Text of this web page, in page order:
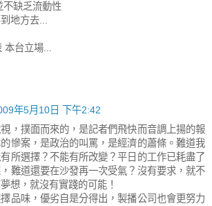
不缺乏流動性
地方去...
台立場...
年5月10日 下午2:42
，撲面而來的，是記者們飛快而音調上揚的報
慘案，是政治的叫罵，是經濟的蕭條。難道我
所選擇？不能有所改變？平日的工作已耗盡了
難道還要在沙發再一次受氣？沒有要求，就不
想，就沒有實踐的可能！
品味，優劣自是分得出，製播公司也會更努力